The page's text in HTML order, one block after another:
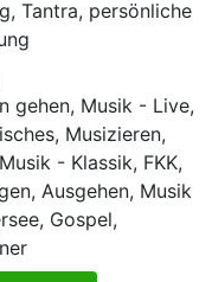
Tantra, persönliche
gehen, Musik - Live,
Musizieren,
- Klassik, FKK,
Ausgehen, Musik
Gospel,